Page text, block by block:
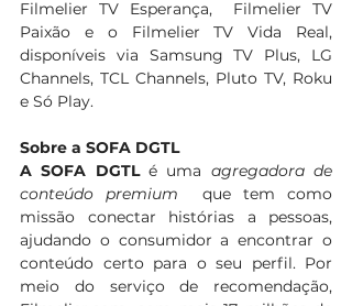
Filmelier TV Esperança,  Filmelier TV
Paixão e o Filmelier TV Vida Real,
disponíveis via Samsung TV Plus, LG
Channels, TCL Channels, Pluto TV, Roku
e Só Play.
Sobre a SOFA DGTL
A SOFA DGTL é uma agregadora de
conteúdo premium
que tem como
missão conectar histórias a pessoas,
ajudando o consumidor a encontrar o
conteúdo certo para o seu perfil. Por